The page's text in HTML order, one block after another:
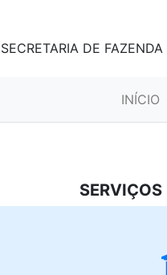
SECRETARIA DE
INÍCIO
SERVIÇOS